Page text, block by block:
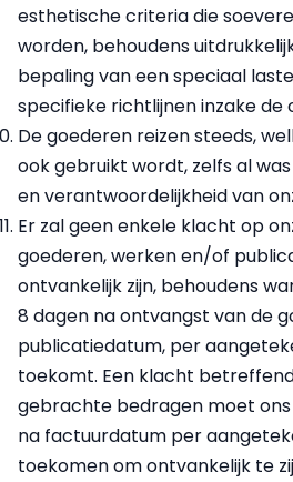
esthetische criteria die
worden, behoudens
bepaling van een speciaal
specifieke richtlijnen inzake de
De goederen reizen steeds,
ook gebruikt wordt, zelfs al
en verantwoordelijkheid van
Er zal geen enkele klacht op
goederen, werken en/of
ontvankelijk zijn, behoudens
8 dagen na ontvangst van de
publicatiedatum, per
toekomt. Een klacht
gebrachte bedragen moet
na factuurdatum per
toekomen om ontvankelijk te